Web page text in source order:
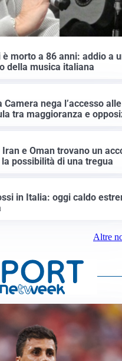
è morto a 86 anni: addio a
della musica italiana
Camera nega l’accesso alle
tra maggioranza e
e Oman trovano un
possibilità di una tregua
in Italia: oggi caldo
Altre